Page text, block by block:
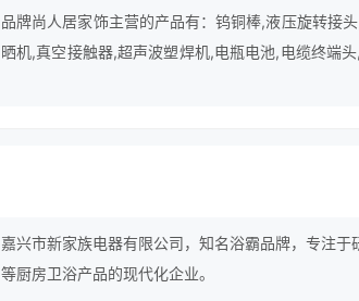
品牌尚人居家饰主营的产品有：钨铜棒,液压旋转接
晒机,真空接触器,超声波塑焊机,电瓶电池,电缆终端
嘉兴市新家族电器有限公司，知名浴霸品牌，专注
等厨房卫浴产品的现代化企业。